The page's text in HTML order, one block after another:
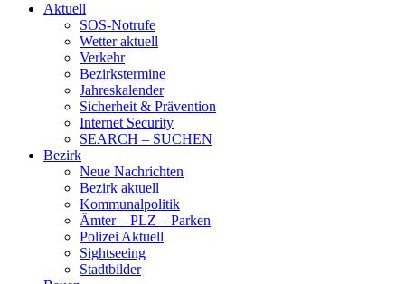
Aktuell
SOS-Notrufe
Wetter aktuell
Verkehr
Bezirkstermine
Jahreskalender
Sicherheit & Prävention
Internet Security
SEARCH – SUCHEN
Bezirk
Neue Nachrichten
Bezirk aktuell
Kommunalpolitik
Ämter – PLZ – Parken
Polizei Aktuell
Sightseeing
Stadtbilder